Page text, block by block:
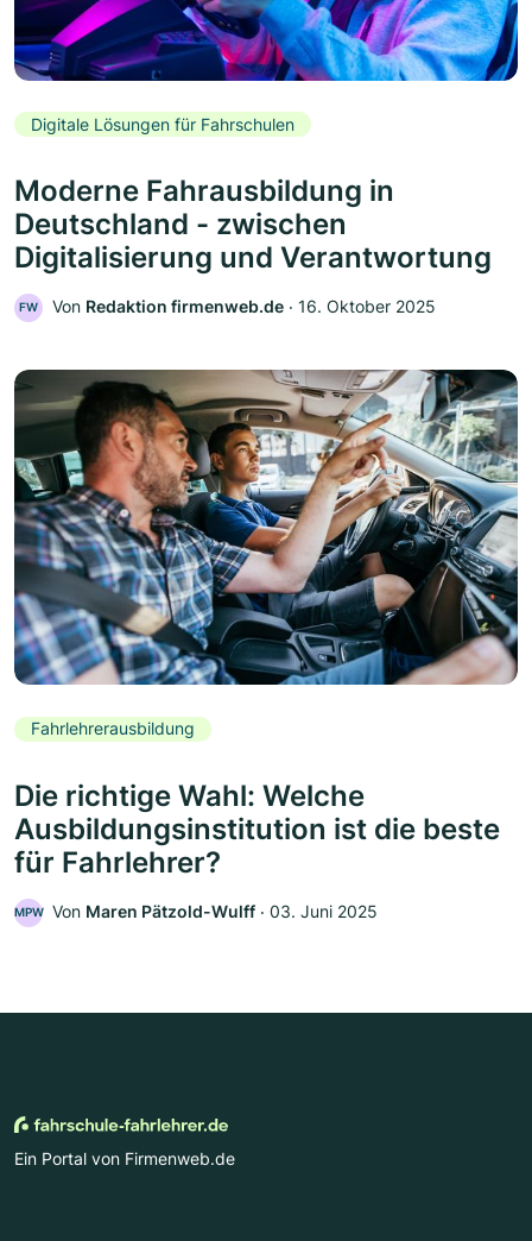
Digitale Lösungen für Fahrschulen
Moderne Fahrausbildung in
Deutschland - zwischen
Digitalisierung und Verantwortung
FW Von Redaktion firmenweb.de ‧ 16. Oktober 2025
Fahrlehrerausbildung
Die richtige Wahl: Welche
Ausbildungsinstitution ist die beste
für Fahrlehrer?
MPW Von Maren Pätzold-Wulff ‧ 03. Juni 2025
Ein Portal von Firmenweb.de